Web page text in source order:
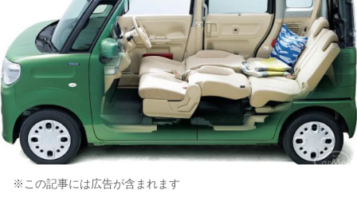
※この記事には広告が含まれます